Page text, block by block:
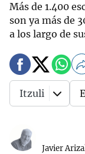
Más de 1.400
son ya más de
a los largo de
Javier
Itzuli